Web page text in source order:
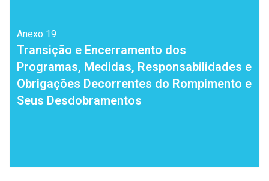
Anexo 19
Transição e Encerramento dos
Programas, Medidas, Responsabilidades e
Obrigações Decorrentes do Rompimento e
Seus Desdobramentos